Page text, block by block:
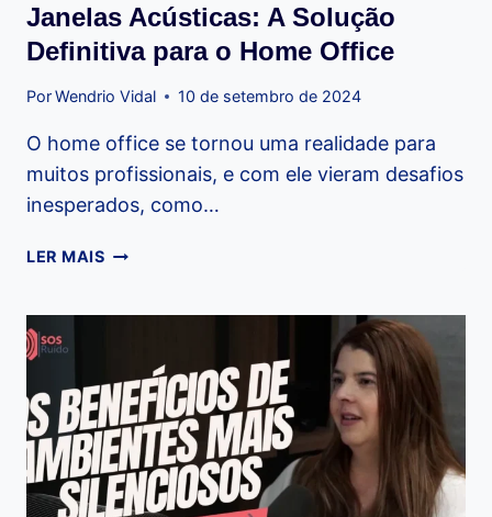
Janelas Acústicas: A Solução
Definitiva para o Home Office
PorWendrio Vidal 10 de setembro de 2024
O home office se tornou uma realidade para
muitos profissionais, e com ele vieram desafios
inesperados, como…
LER MAISJANELAS
PARA
O
HOME
OFFICE